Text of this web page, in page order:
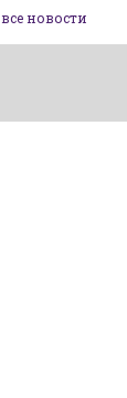
новости